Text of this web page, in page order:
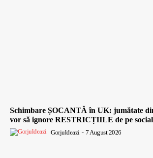
Schimbare ȘOCANTĂ în UK: jumătate
vor să ignore RESTRICȚIILE de pe
Gorjuldeazi - 7 August 2026